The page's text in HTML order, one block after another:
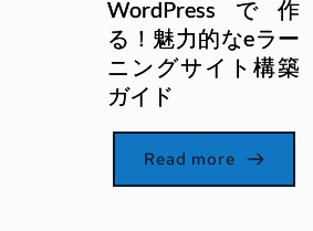
WordPressで作
る！魅力的なeラー
ニングサイト構築
ガイド
Read more